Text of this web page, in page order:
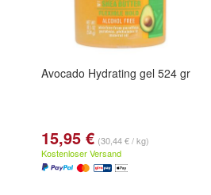
Avocado Hydrating gel 524 gr
15,95 € (30,44 € / kg)
Kostenloser Versand